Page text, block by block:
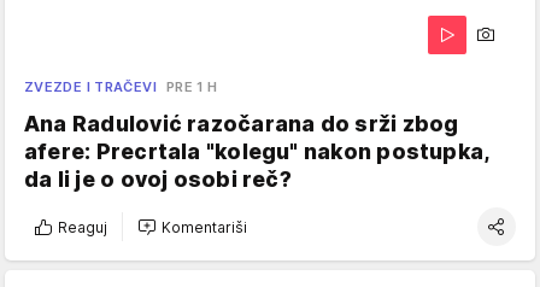
ZVEZDE I TRAČEVI PRE 1 H
Ana Radulović razočarana do srži zbog
afere: Precrtala "kolegu" nakon postupka,
da li je o ovoj osobi reč?
Reaguj Komentariši